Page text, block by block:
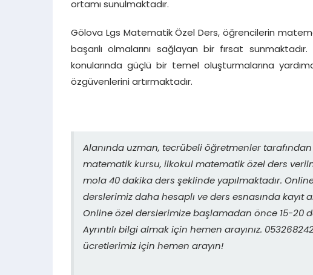
ortamı sunulmaktadır.
Gölova Lgs Matematik Özel Ders, öğrencilerin
başarılı olmalarını sağlayan bir fırsat
konularında güçlü bir temel oluşturmalarına
özgüvenlerini artırmaktadır.
Alanında uzman, tecrübeli öğretmenler tarafından
matematik kursu, ilkokul matematik özel ders
mola 40 dakika ders şeklinde yapılmaktadır.
derslerimiz daha hesaplı ve ders esnasında
Online özel derslerimize başlamadan önce 15-20
Ayrıntılı bilgi almak için hemen arayınız.
ücretlerimiz için hemen arayın!